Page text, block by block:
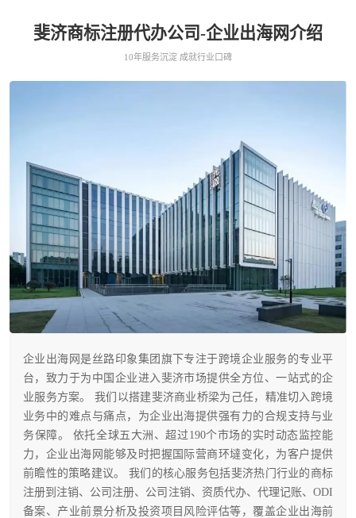
斐济商标注册代办公司-企业出海网介绍
10年服务沉淀 成就行业口碑
企业出海网是丝路印象集团旗下专注于跨境企业服务的专业平
台，致力于为中国企业进入斐济市场提供全方位、一站式的企
业服务方案。 我们以搭建斐济商业桥梁为己任，精准切入跨境
业务中的难点与痛点，为企业出海提供强有力的合规支持与业
务保障。 依托全球五大洲、超过190个市场的实时动态监控能
力，企业出海网能够及时把握国际营商环墶变化，为客户提供
前瞻性的策略建议。 我们的核心服务包括斐济热门行业的商标
注册到注销、公司注册、公司注销、资质代办、代理记账、ODI
备案、产业前景分析及投资项目风险评估等，覆盖企业出海前